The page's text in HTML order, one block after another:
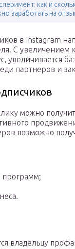
как и
заработать на
в Instagram
С увеличением
увеличивается
партнеров и
можно
возможно
программ;
владельцу